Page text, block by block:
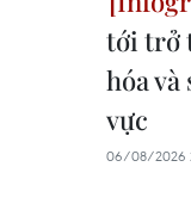
tới trở
hóa và
vực
06/08/2026